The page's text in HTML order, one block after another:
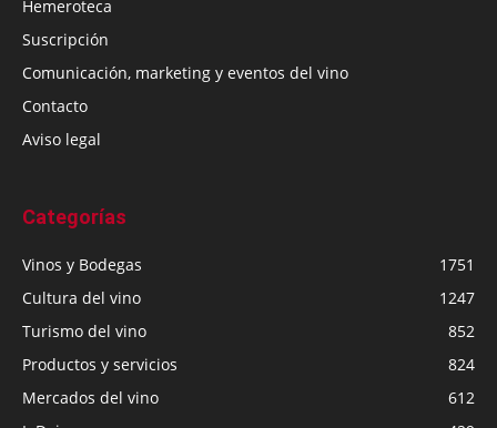
Hemeroteca
Suscripción
Comunicación, marketing y eventos del vino
Contacto
Aviso legal
Categorías
Vinos y Bodegas
1751
Cultura del vino
1247
Turismo del vino
852
Productos y servicios
824
Mercados del vino
612